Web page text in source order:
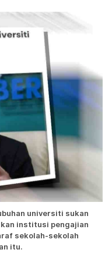
universiti sukan
institusi pengajian
sekolah-sekolah
itu.